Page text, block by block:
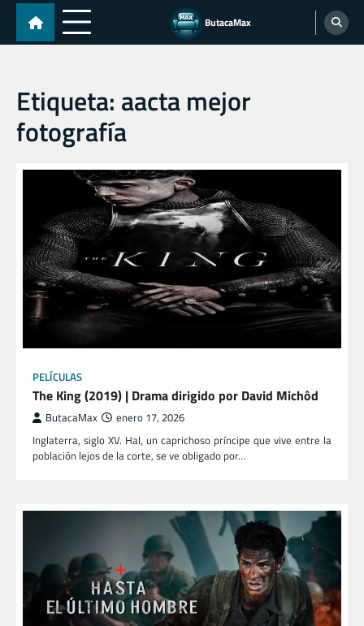
Skip
content
ButacaMax
Etiqueta: aacta mejor
fotografía
PELÍCULAS
The King (2019) | Drama dirigido por David Michôd
ButacaMax enero 17, 2026
Inglaterra, siglo XV. Hal, un caprichoso príncipe que vive entre la
población lejos de la corte, se ve obligado por…